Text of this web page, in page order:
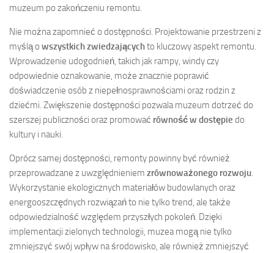
muzeum po zakończeniu remontu.
Nie można zapomnieć o dostępności. Projektowanie przestrzeni z
myślą o wszystkich zwiedzającychto kluczowy aspekt remontu.
Wprowadzenie udogodnień, takich jak rampy, windy czy
odpowiednie oznakowanie, może znacznie poprawić
doświadczenie osób z niepełnosprawnościami oraz rodzin z
dziećmi. Zwiększenie dostępności pozwala muzeum dotrzeć do
szerszej publiczności oraz promować równość w dostępie do
kultury i nauki.
Oprócz samej dostępności, remonty powinny być również
przeprowadzane z uwzględnieniem zrównoważonego rozwoju.
Wykorzystanie ekologicznych materiałów budowlanych oraz
energooszczędnych rozwiązań to nie tylko trend, ale także
odpowiedzialność względem przyszłych pokoleń. Dzięki
implementacji zielonych technologii, muzea mogą nie tylko
zmniejszyć swój wpływ na środowisko, ale również zmniejszyć